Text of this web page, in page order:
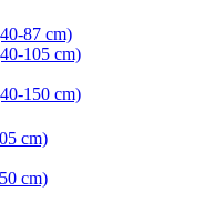
87 cm)
105 cm)
150 cm)
cm)
cm)